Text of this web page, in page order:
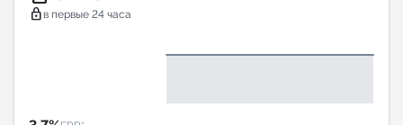
lock в первые 24 часа